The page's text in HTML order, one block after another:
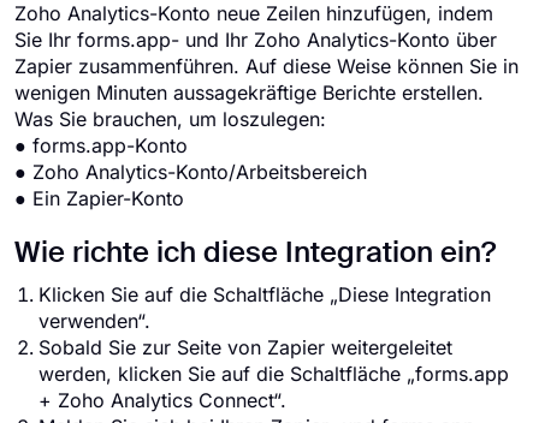
Zoho Analytics-Konto neue Zeilen hinzufügen, indem
Sie Ihr forms.app- und Ihr Zoho Analytics-Konto über
Zapier zusammenführen. Auf diese Weise können Sie in
wenigen Minuten aussagekräftige Berichte erstellen.
Was Sie brauchen, um loszulegen:
● forms.app-Konto
● Zoho Analytics-Konto/Arbeitsbereich
● Ein Zapier-Konto
Wie richte ich diese Integration ein?
Klicken Sie auf die Schaltfläche „Diese Integration
verwenden“.
Sobald Sie zur Seite von Zapier weitergeleitet
werden, klicken Sie auf die Schaltfläche „forms.app
+ Zoho Analytics Connect“.